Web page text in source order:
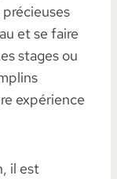
et se faire
stages ou
expérience
il est